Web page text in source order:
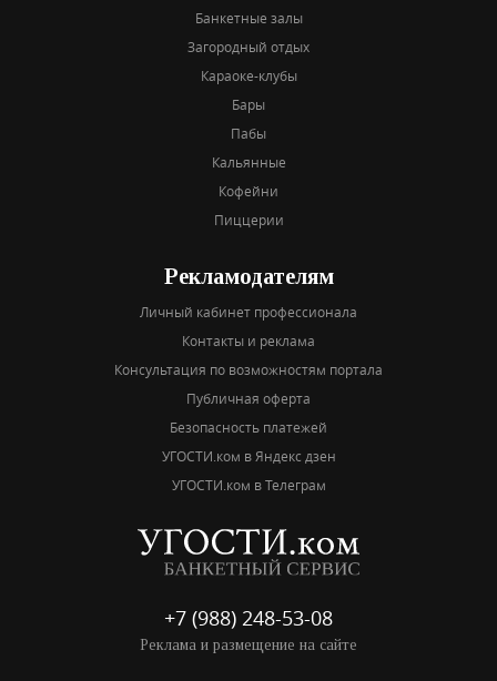
Банкетные залы
Загородный отдых
Караоке-клубы
Бары
Пабы
Кальянные
Кофейни
Пиццерии
Рекламодателям
Личный кабинет профессионала
Контакты и реклама
Консультация по возможностям портала
Публичная оферта
Безопасность платежей
УГОСТИ.ком в Яндекс дзен
УГОСТИ.ком в Телеграм
+7 (988) 248-53-08
Реклама и размещение на сайте